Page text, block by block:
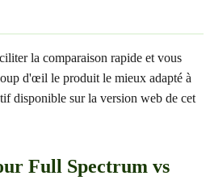
la comparaison rapide et vous
d'œil le produit le mieux adapté à
disponible sur la version web de cet
Full Spectrum vs